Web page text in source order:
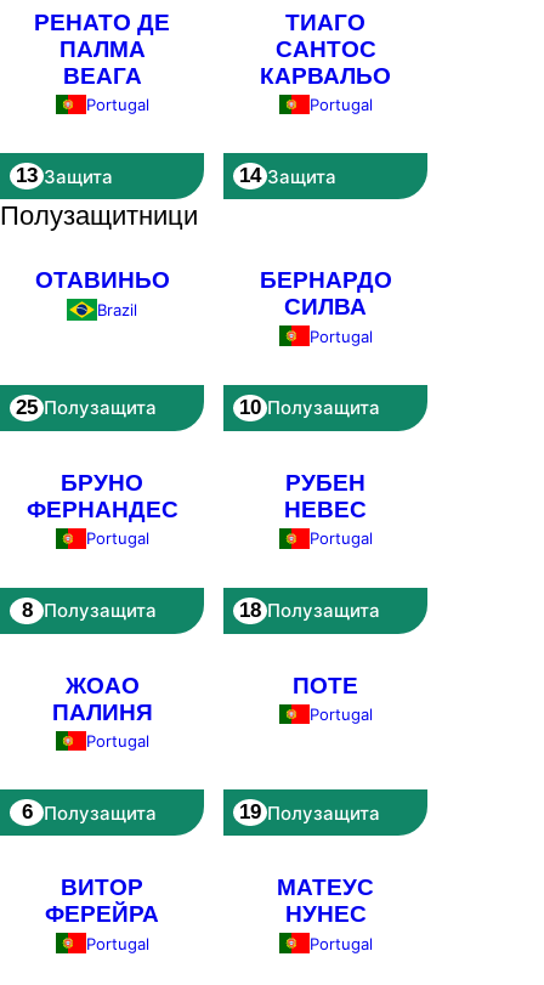
РЕНАТО ДЕ
ПАЛМА
ВЕАГА
Portugal
13 Защита
ТИАГО
САНТОС
КАРВАЛЬО
Portugal
14 Защита
Полузащитници
ОТАВИНЬО
Brazil
25 Полузащита
БЕРНАРДО
СИЛВА
Portugal
10 Полузащита
БРУНО
ФЕРНАНДЕС
Portugal
8 Полузащита
РУБЕН
НЕВЕС
Portugal
18 Полузащита
ЖОАО
ПАЛИНЯ
Portugal
6 Полузащита
ПОТЕ
Portugal
19 Полузащита
ВИТОР
ФЕРЕЙРА
Portugal
МАТЕУС
НУНЕС
Portugal